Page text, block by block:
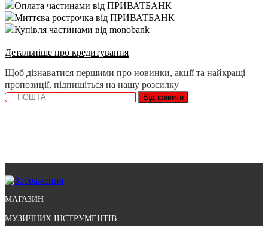
Оплата частинами від ПРИВАТБАНК
Миттєва рострочка від ПРИВАТБАНК
Купівля частинами від monobank
Детальніше про кредитування
Щоб дізнаватися першими про новинки, акції та найкращі
пропозиції, підпишіться на нашу розсилку
Відправити
МАГАЗИН
МУЗИЧНИХ ІНСТРУМЕНТІВ